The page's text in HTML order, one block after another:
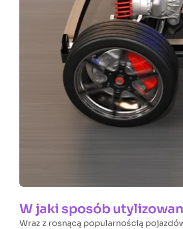
W jaki sposób
Wraz z rosnącą popularnością